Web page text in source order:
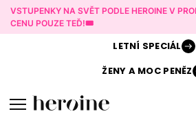
VSTUPENKY NA SVĚT PODLE HEROINE V
CENU POUZE TEĎ!🎟️
LETNÍ SPECIÁL
ŽENY AMOC PENĚZ